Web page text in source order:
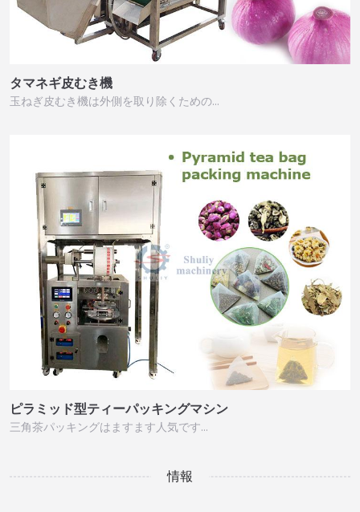
タマネギ皮むき機
玉ねぎ皮むき機は外側を取り除くための…
ピラミッド型ティーパッキングマシン
三角茶パッキングはますます人気です…
情報